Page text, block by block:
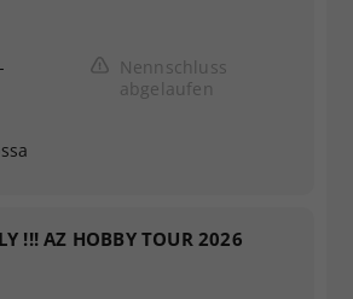
-
Nennschluss
abgelaufen
!!! AZ HOBBY TOUR 2026